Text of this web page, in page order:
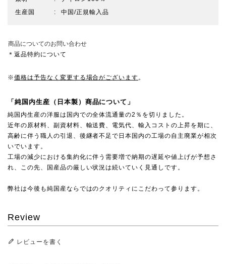
生産国
中国/正規輸入品
商品についてのお問い合わせ
＊返品特約について
※価格は予告なく変更する場合がございます。
「純国内生産（日本製）商品について」
純国内生産の洋服は国内での全体流通量の2％を切りました。
近年の原材料、副資材料、輸送費、電気代、輸入コストの上昇を期に、
高齢に伴う職人の引退、後継者不足で日本国内の工場の自主廃業が相次
いでいます。
工場の減少における集約化に伴う需要増で納期の遅延や値上げが予想さ
れ、この先、国産品の厳しい状況は続いていく見通しです。
弊社は今後も純国産ならではのクオリティにこだわって参ります。
Review
レビューを書く